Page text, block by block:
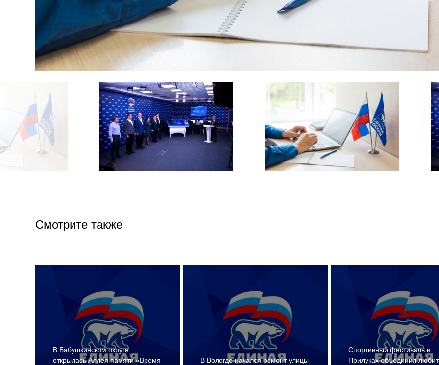
Смотрите также
В Бабушкинском округе
открылась Аллея памяти «Время
В Вологде начался ремонт улицы
Спортивный фестиваль в
Прилуках объединил